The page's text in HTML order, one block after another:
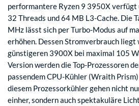
performantere Ryzen 9 3950X verfügt
32 Threads und 64 MB L3-Cache. Die
MHz lässt sich per Turbo-Modus auf
erhöhen. Dessen Stromverbrauch liegt
günstigeren 3900X bei maximal 105
Version werden die Top-Prozessoren
passendem CPU-Kühler (Wraith
diesem Prozessorkühler gehen nicht
einher, sondern auch spektakuläre